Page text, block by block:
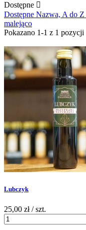
Dostępne 
Dostępne Nazwa, A do Z
malejąco
Pokazano 1-1 z 1 pozycji
Lubczyk
25,00 zł / szt.